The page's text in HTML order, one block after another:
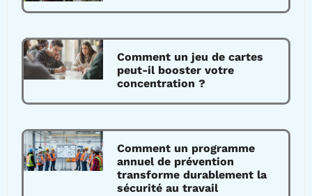
Comment un jeu de cartes
peut-il booster votre
concentration ?
Comment un programme
annuel de prévention
transforme durablement la
sécurité au travail